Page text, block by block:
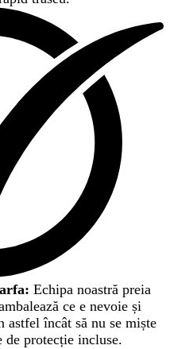
Echipa noastră preia
ce e nevoie și
astfel încât să nu se miște
protecție incluse.